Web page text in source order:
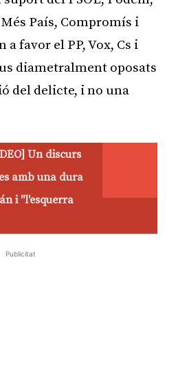
Més País, Compromís i
favor el PP, Vox, Cs i
diametralment oposats
del delicte, i no una
Un discurs
amb una dura
i "l'esquerra
Publicitat